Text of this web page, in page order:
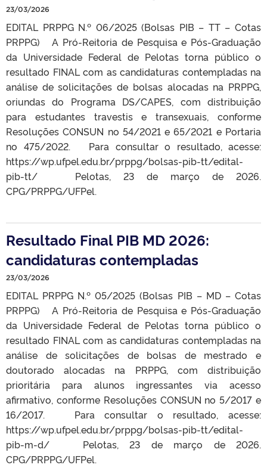
23/03/2026
EDITAL PRPPG N.º 06/2025 (Bolsas PIB – TT – Cotas
PRPPG) A Pró-Reitoria de Pesquisa e Pós-Graduação
da Universidade Federal de Pelotas torna público o
resultado FINAL com as candidaturas contempladas na
análise de solicitações de bolsas alocadas na PRPPG,
oriundas do Programa DS/CAPES, com distribuição
para estudantes travestis e transexuais, conforme
Resoluções CONSUN no 54/2021 e 65/2021 e Portaria
no 475/2022. Para consultar o resultado, acesse:
https://wp.ufpel.edu.br/prppg/bolsas-pib-tt/edital-
pib-tt/ Pelotas, 23 de março de 2026.
CPG/PRPPG/UFPel.
Resultado Final PIB MD 2026:
candidaturas contempladas
23/03/2026
EDITAL PRPPG N.º 05/2025 (Bolsas PIB – MD – Cotas
PRPPG) A Pró-Reitoria de Pesquisa e Pós-Graduação
da Universidade Federal de Pelotas torna público o
resultado FINAL com as candidaturas contempladas na
análise de solicitações de bolsas de mestrado e
doutorado alocadas na PRPPG, com distribuição
prioritária para alunos ingressantes via acesso
afirmativo, conforme Resoluções CONSUN no 5/2017 e
16/2017. Para consultar o resultado, acesse:
https://wp.ufpel.edu.br/prppg/bolsas-pib-tt/edital-
pib-m-d/ Pelotas, 23 de março de 2026.
CPG/PRPPG/UFPel.